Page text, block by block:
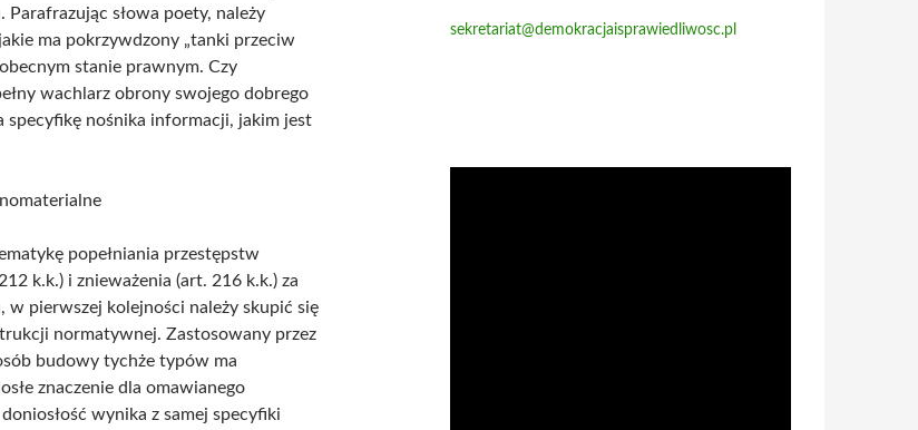
Parafrazując słowa poety, należy
ma pokrzywdzony „tanki przeciw
stanie prawnym. Czy
wachlarz obrony swojego dobrego
specyfikę nośnika informacji, jakim jest
popełniania przestępstw
k.k.) i znieważenia (art. 216 k.k.) za
w pierwszej kolejności należy skupić się
normatywnej. Zastosowany przez
budowy tychże typów ma
znaczenie dla omawianego
wynika z samej specyfiki
sekretariat@demokracjaisprawiedliwosc.pl